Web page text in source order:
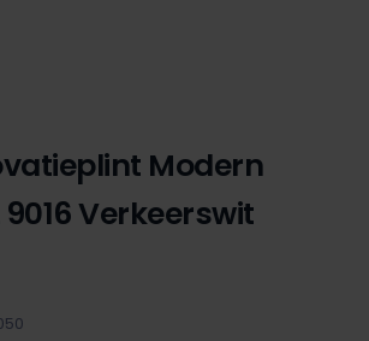
Modern
9016 Verkeerswit